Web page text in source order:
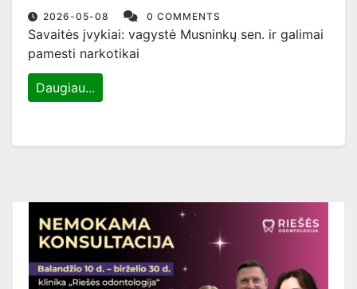
2026-05-08 0 COMMENTS
Savaitės įvykiai: vagystė Musninkų sen. ir galimai
pamesti narkotikai
Daugiau...